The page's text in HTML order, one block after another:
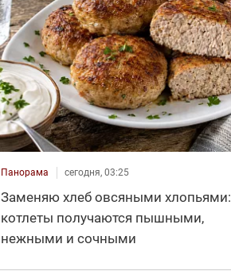
Панорама сегодня, 03:25
Заменяю хлеб овсяными хлопьями:
котлеты получаются пышными,
нежными и сочными